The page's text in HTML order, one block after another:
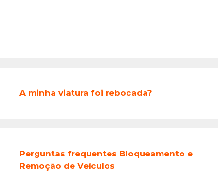
A minha viatura foi rebocada?
Perguntas frequentes Bloqueamento e
Remoção de Veículos